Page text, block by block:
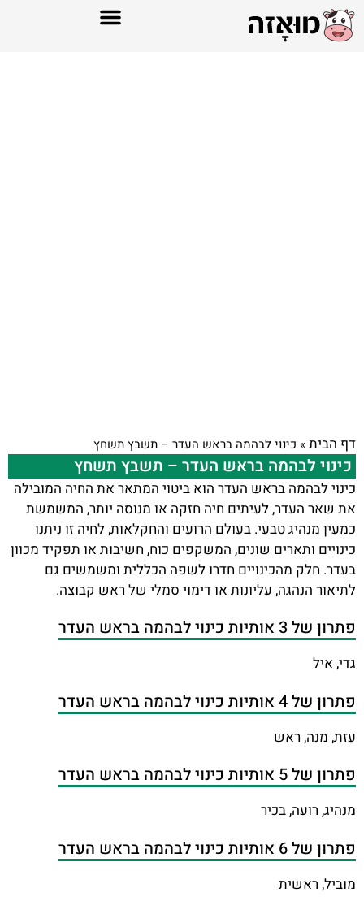
דף הבית» כינוי לבהמה בראש העדר – תשבץ תשחץ
כינוי לבהמה בראש העדר – תשבץ תשחץ
כינוי לבהמה בראש העדר הוא ביטוי המתאר את החיה המובילה
את שאר העדר, לעיתים חיה חזקה או מנוסה יותר, המשמשת
כמעין מנהיג טבעי. בעולם הרועים והחקלאות, לחיה זו ניתנו
כינויים ותארים שונים, המשקפים כוח, חשיבות או תפקיד מכוון
בעדר. חלק מהכינויים חדרו לשפה הכללית ומשמשים גם
לתיאור הנהגה, עליונות או דימוי סמלי של ראש קבוצה.
פתרון של 3 אותיות כינוי לבהמה בראש העדר
גדי, איל
פתרון של 4 אותיות כינוי לבהמה בראש העדר
עזת, מנה, ראש
פתרון של 5 אותיות כינוי לבהמה בראש העדר
מנהיג, רועה, בכיר
פתרון של 6 אותיות כינוי לבהמה בראש העדר
מוביל, ראשית